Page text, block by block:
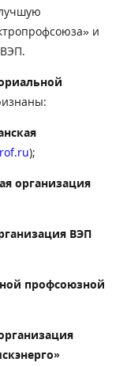
и
.ru);
организация
ВЭП
профсоюзной